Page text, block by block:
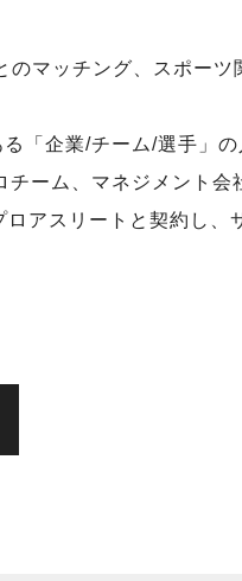
マッチング、スポーツ
「企業/チーム/選手」
ーム、マネジメント会
アスリートと契約し、